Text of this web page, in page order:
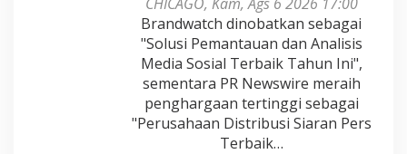
Brandwatch dinobatkan sebagai
"Solusi Pemantauan dan Analisis
Media Sosial Terbaik Tahun Ini",
sementara PR Newswire meraih
penghargaan tertinggi sebagai
"Perusahaan Distribusi Siaran Pers
Terbaik…